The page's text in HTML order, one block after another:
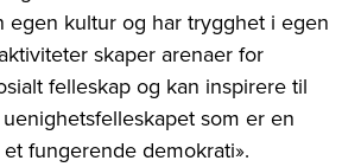
egen kultur og har trygghet i egen
skaper arenaer for
felleskap og kan inspirere til
som er en
fungerende demokrati».